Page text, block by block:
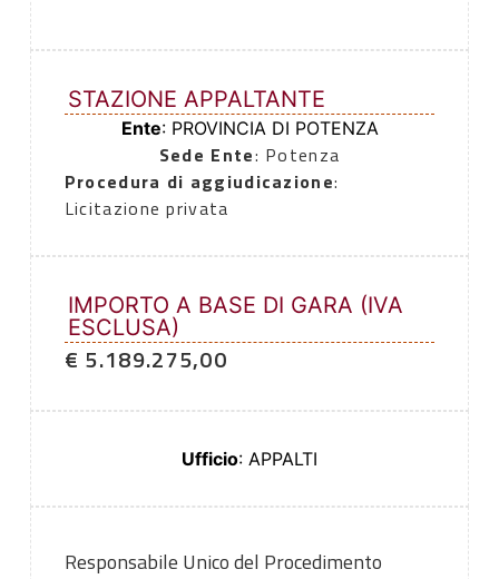
STAZIONE APPALTANTE
Ente: PROVINCIA DI POTENZA
Sede Ente: Potenza
Procedura di aggiudicazione:
Licitazione privata
IMPORTO A BASE DI GARA (IVA
ESCLUSA)
€ 5.189.275,00
Ufficio: APPALTI
Responsabile Unico del Procedimento